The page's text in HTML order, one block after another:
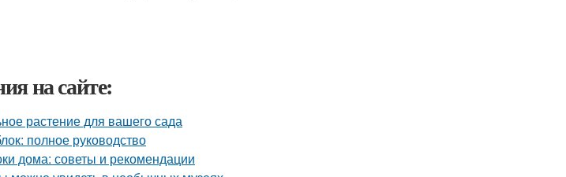
на сайте:
растение для вашего сада
полное руководство
дома: советы и рекомендации